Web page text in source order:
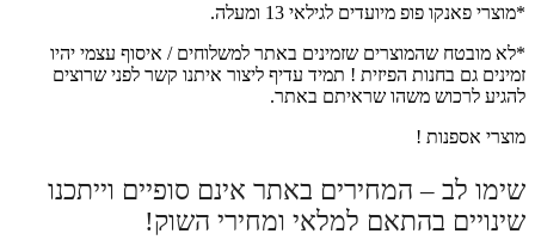
*מוצרי פאנקו פופ מיועדים לגילאי 13 ומעלה.
*לא מובטח שהמוצרים שזמינים באתר למשלוחים / איסוף עצמי יהיו
זמינים גם בחנות הפיזית ! תמיד עדיף ליצור איתנו קשר לפני שרוצים
להגיע לרכוש משהו שראיתם באתר.
מוצרי אספנות !
שימו לב – המחירים באתר אינם סופיים וייתכנו
שינויים בהתאם למלאי ומחירי השוק!